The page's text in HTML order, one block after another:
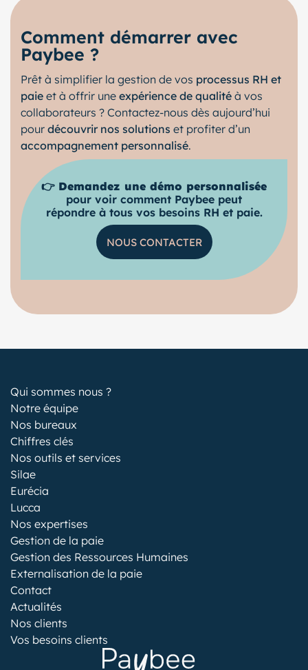
Comment démarrer avec
Paybee ?
Prêt à simplifier la gestion de vos processus RH et
paie et à offrir une expérience de qualité à vos
collaborateurs ? Contactez-nous dès aujourd’hui
pour découvrir nos solutions et profiter d’un
accompagnement personnalisé.
👉 Demandez une démo personnalisée
pour voir comment Paybee peut
répondre à tous vos besoins RH et paie.
NOUS CONTACTER
Qui sommes nous ?
Notre équipe
Nos bureaux
Chiffres clés
Nos outils et services
Silae
Eurécia
Lucca
Nos expertises
Gestion de la paie
Gestion des Ressources Humaines
Externalisation de la paie
Contact
Actualités
Nos clients
Vos besoins clients